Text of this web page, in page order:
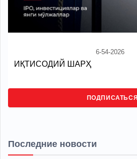
6-54-2026
ИҚТИСОДИЙ ШАРҲ
ПОДПИСАТЬСЯ
Последние новости